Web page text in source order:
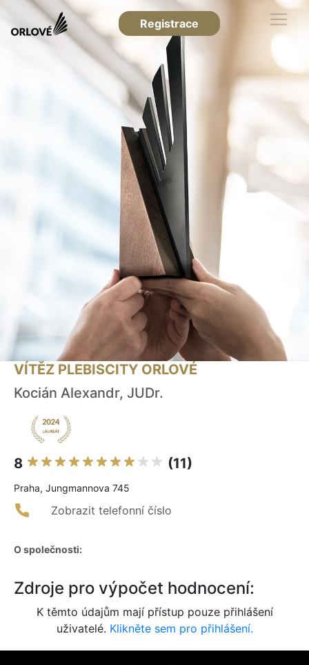
Registrace
VÍTĚZ PLEBISCITY ORLOVÉ
Kocián Alexandr, JUDr.
8 (11)
Praha, Jungmannova 745
Zobrazit telefonní číslo
O společnosti:
Zdroje pro výpočet hodnocení:
K těmto údajům mají přístup pouze přihlášení
uživatelé. Klikněte sem pro přihlášení.